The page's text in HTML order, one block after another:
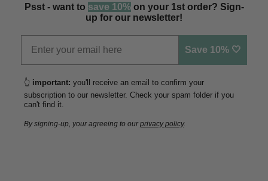
Psst - want to save 10%on your 1st order? Sign-
up for our newsletter!
Save 10% 🤍
👆 important: you'll receive an email to confirm your
subscription to our newsletter. Check your spam folder if you
can't find it.
By signing-up, your agreeing to ourprivacy policy.